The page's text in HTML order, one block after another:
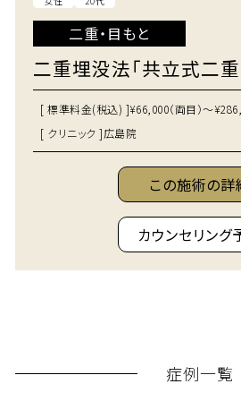
二重・目もと
二重埋没法「共立式二
[ 標準料金(税込) ]¥66,000（両目）～
[ クリニック ]広島院
この施術の詳
カウンセリング
症例一覧